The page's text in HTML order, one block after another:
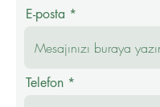
E-posta
Telefon